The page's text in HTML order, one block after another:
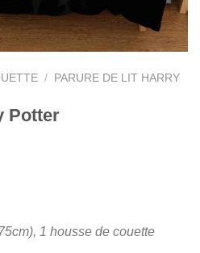
/
PARURE DE LIT HARRY
Potter
1 housse de couette